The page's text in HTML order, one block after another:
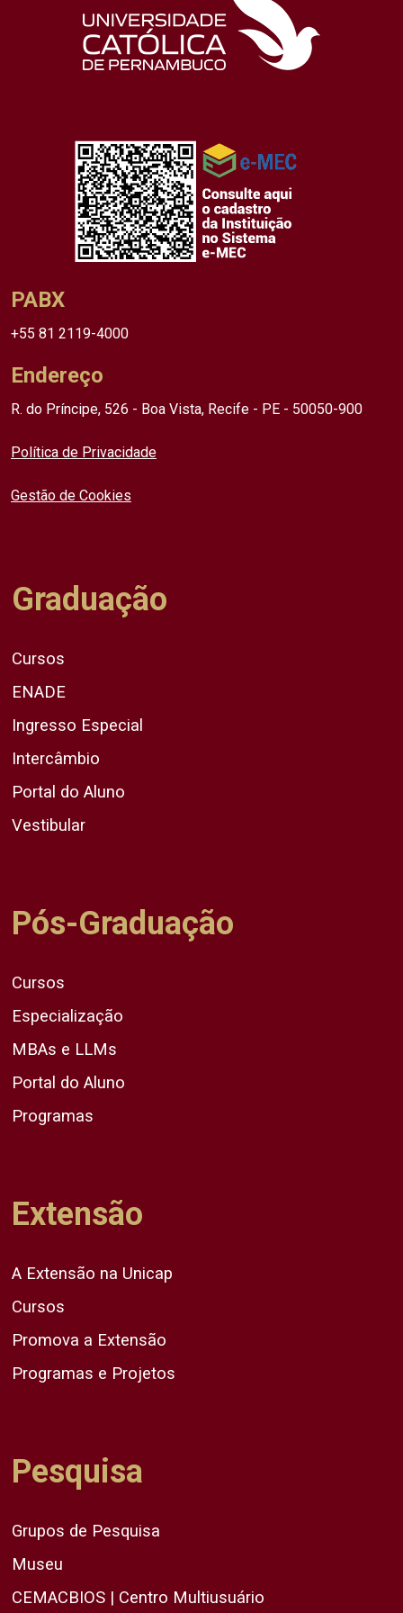
PABX
+55 81 2119-4000
Endereço
R. do Príncipe, 526 - Boa Vista, Recife - PE - 50050-900
Política de Privacidade
Gestão de Cookies
Graduação
Cursos
ENADE
Ingresso Especial
Intercâmbio
Portal do Aluno
Vestibular
Pós-Graduação
Cursos
Especialização
MBAs e LLMs
Portal do Aluno
Programas
Extensão
A Extensão na Unicap
Cursos
Promova a Extensão
Programas e Projetos
Pesquisa
Grupos de Pesquisa
Museu
CEMACBIOS | Centro Multiusuário